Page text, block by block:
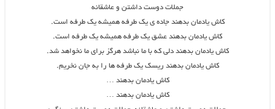
جملات دوست داشتن و عاشقانه
کاش یادمان بدهند جاده ی یک طرفه همیشه یک طرفه است.
کاش یادمان بدهند عشق یک طرفه همیشه یک طرفه است.
کاش یادمان بدهند دلی که با ما نباشد هرگز برای ما نخواهد شد.
کاش یادمان بدهند ریسک یک طرفه ها را به جان نخریم.
کاش یادمان بدهند …
کاش یادمان بدهند …